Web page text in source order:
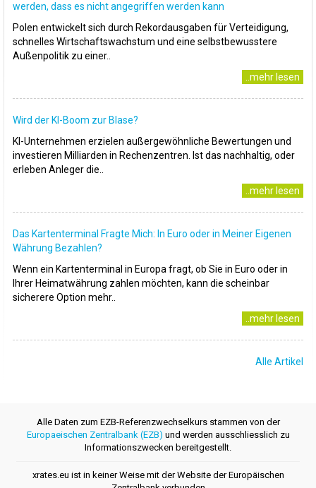
werden, dass es nicht angegriffen werden kann
Polen entwickelt sich durch Rekordausgaben für Verteidigung,
schnelles Wirtschaftswachstum und eine selbstbewusstere
Außenpolitik zu einer..
..mehr lesen
Wird der KI-Boom zur Blase?
KI-Unternehmen erzielen außergewöhnliche Bewertungen und
investieren Milliarden in Rechenzentren. Ist das nachhaltig, oder
erleben Anleger die..
..mehr lesen
Das Kartenterminal Fragte Mich: In Euro oder in Meiner Eigenen
Währung Bezahlen?
Wenn ein Kartenterminal in Europa fragt, ob Sie in Euro oder in
Ihrer Heimatwährung zahlen möchten, kann die scheinbar
sicherere Option mehr..
..mehr lesen
Alle Artikel
Alle Daten zum EZB-Referenzwechselkurs stammen von der
Europaeischen Zentralbank (EZB) und werden ausschliesslich zu
Informationszwecken bereitgestellt.
xrates.eu ist in keiner Weise mit der Website der Europäischen